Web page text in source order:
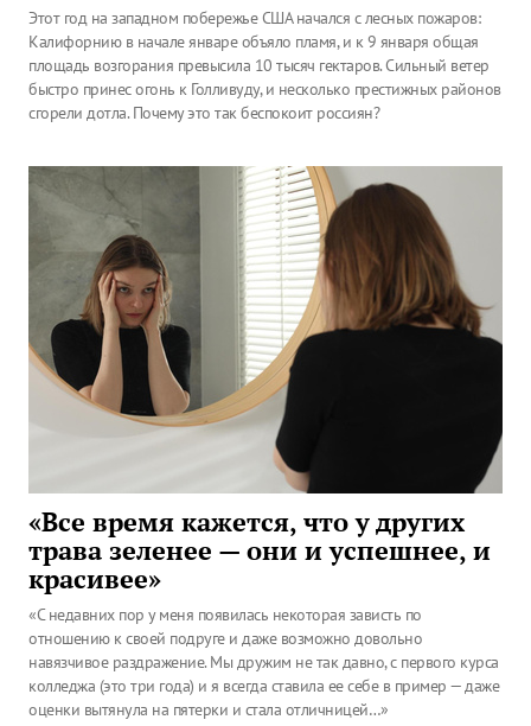
Этот год на западном побережье США начался с лесных пожаров:
Калифорнию в начале январе объяло пламя, и к 9 января общая
площадь возгорания превысила 10 тысяч гектаров. Сильный ветер
быстро принес огонь к Голливуду, и несколько престижных районов
сгорели дотла. Почему это так беспокоит россиян?
«Все время кажется, что у других
трава зеленее — они и успешнее, и
красивее»
«С недавних пор у меня появилась некоторая зависть по
отношению к своей подруге и даже возможно довольно
навязчивое раздражение. Мы дружим не так давно, с первого курса
колледжа (это три года) и я всегда ставила ее себе в пример — даже
оценки вытянула на пятерки и стала отличницей…»